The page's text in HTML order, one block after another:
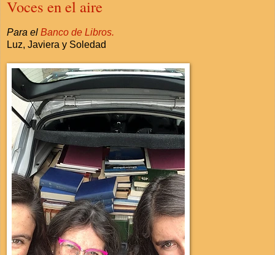
Voces en el aire
Para el Banco de Libros.
Luz, Javiera y Soledad